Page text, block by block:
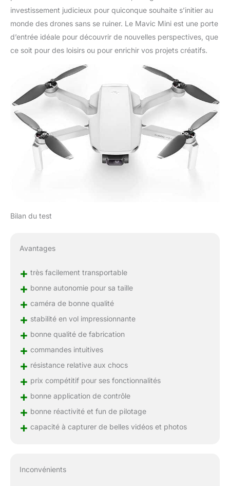
investissement judicieux pour quiconque souhaite s’initier au
monde des drones sans se ruiner. Le Mavic Mini est une porte
d’entrée idéale pour découvrir de nouvelles perspectives, que
ce soit pour des loisirs ou pour enrichir vos projets créatifs.
Bilan du test
Avantages
+ très facilement transportable
+ bonne autonomie pour sa taille
+ caméra de bonne qualité
+ stabilité en vol impressionnante
+ bonne qualité de fabrication
+ commandes intuitives
+ résistance relative aux chocs
+ prix compétitif pour ses fonctionnalités
+ bonne application de contrôle
+ bonne réactivité et fun de pilotage
+ capacité à capturer de belles vidéos et photos
Inconvénients